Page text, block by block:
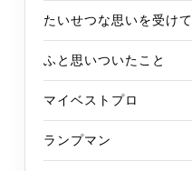
たいせつな思いを受けて
ふと思いついたこと
マイベストプロ
ランプマン